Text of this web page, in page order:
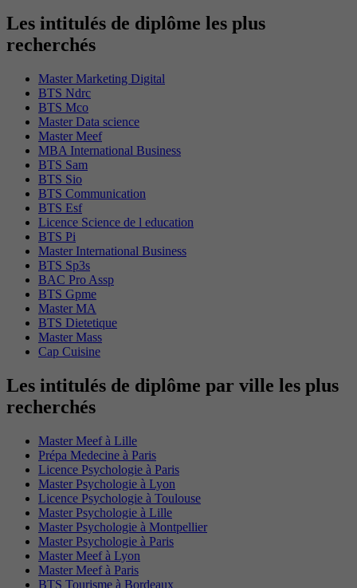
Les intitulés de diplôme les plus
recherchés
Master Marketing Digital
BTS Ndrc
BTS Mco
Master Data science
Master Meef
MBA International Business
BTS Sam
BTS Sio
BTS Communication
BTS Esf
Licence Science de l education
BTS Pi
Master International Business
BTS Sp3s
BAC Pro Assp
BTS Gpme
Master MA
BTS Dietetique
Master Mass
Cap Cuisine
Les intitulés de diplôme par ville les plus
recherchés
Master Meef à Lille
Prépa Medecine à Paris
Licence Psychologie à Paris
Master Psychologie à Lyon
Licence Psychologie à Toulouse
Master Psychologie à Lille
Master Psychologie à Montpellier
Master Psychologie à Paris
Master Meef à Lyon
Master Meef à Paris
BTS Tourisme à Bordeaux